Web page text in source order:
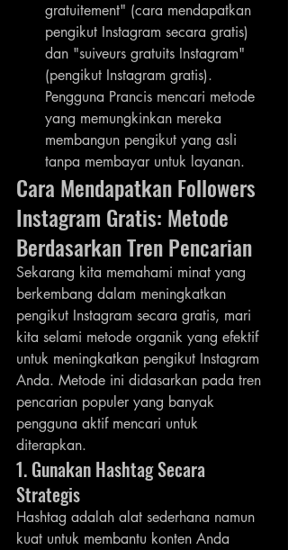
gratuitement" (cara mendapatkan
pengikut Instagram secara gratis)
dan "suiveurs gratuits Instagram"
(pengikut Instagram gratis).
Pengguna Prancis mencari metode
yang memungkinkan mereka
membangun pengikut yang asli
tanpa membayar untuk layanan.
Cara Mendapatkan Followers
Instagram Gratis: Metode
Berdasarkan Tren Pencarian
Sekarang kita memahami minat yang
berkembang dalam meningkatkan
pengikut Instagram secara gratis, mari
kita selami metode organik yang efektif
untuk meningkatkan pengikut Instagram
Anda. Metode ini didasarkan pada tren
pencarian populer yang banyak
pengguna aktif mencari untuk
diterapkan.
1. Gunakan Hashtag Secara
Strategis
Hashtag adalah alat sederhana namun
kuat untuk membantu konten Anda